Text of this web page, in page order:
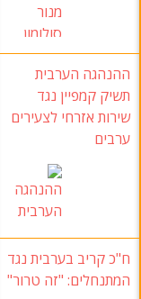
ההנהגה הערבית
תשיק קמפיין נגד
שירות אזרחי לצעירים
ערבים
ח"כ קריב בערבית נגד
המתנחלים: "זה טרור"